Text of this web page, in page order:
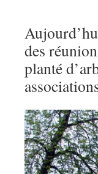
des
planté